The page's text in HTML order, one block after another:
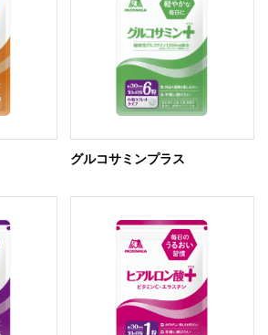
グルコサミンプラス